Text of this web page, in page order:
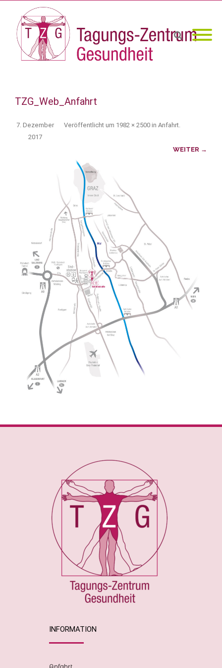
TZG_Web_Anfahrt
Veröffentlicht
7. Dezember
2017
um 1982 × 2500 in Anfahrt
WEITER →
INFORMATION
Anfahrt